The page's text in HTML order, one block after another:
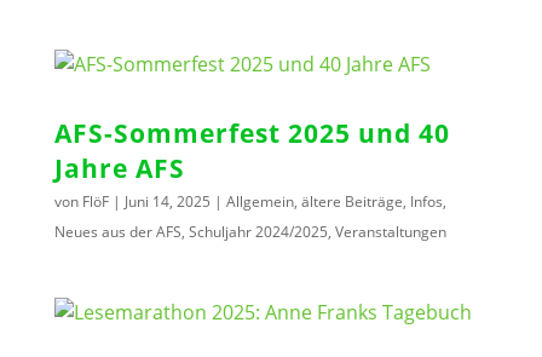
AFS-Sommerfest 2025 und 40
Jahre AFS
von FlöF| Juni 14, 2025 | Allgemein, ältere Beiträge, Infos,
Neues aus der AFS, Schuljahr 2024/2025, Veranstaltungen